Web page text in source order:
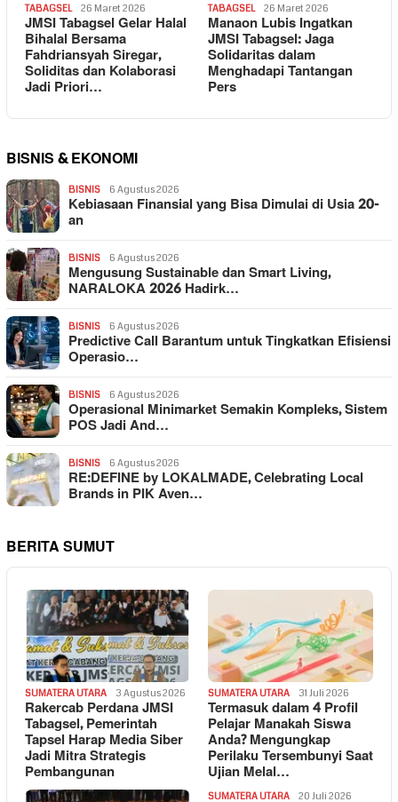
TABAGSEL 26 Maret 2026
JMSI Tabagsel Gelar Halal
Bihalal Bersama
Fahdriansyah Siregar,
Soliditas dan Kolaborasi
Jadi Priori…
TABAGSEL 26 Maret 2026
Manaon Lubis Ingatkan
JMSI Tabagsel: Jaga
Solidaritas dalam
Menghadapi Tantangan
Pers
BISNIS & EKONOMI
BISNIS 6 Agustus 2026
Kebiasaan Finansial yang Bisa Dimulai di Usia 20-
an
BISNIS 6 Agustus 2026
Mengusung Sustainable dan Smart Living,
NARALOKA 2026 Hadirk…
BISNIS 6 Agustus 2026
Predictive Call Barantum untuk Tingkatkan Efisiensi
Operasio…
BISNIS 6 Agustus 2026
Operasional Minimarket Semakin Kompleks, Sistem
POS Jadi And…
BISNIS 6 Agustus 2026
RE:DEFINE by LOKALMADE, Celebrating Local
Brands in PIK Aven…
BERITA SUMUT
SUMATERA UTARA 3 Agustus 2026
Rakercab Perdana JMSI
Tabagsel, Pemerintah
Tapsel Harap Media Siber
Jadi Mitra Strategis
Pembangunan
SUMATERA UTARA 31 Juli 2026
Termasuk dalam 4 Profil
Pelajar Manakah Siswa
Anda? Mengungkap
Perilaku Tersembunyi Saat
Ujian Melal…
SUMATERA UTARA 20 Juli 2026